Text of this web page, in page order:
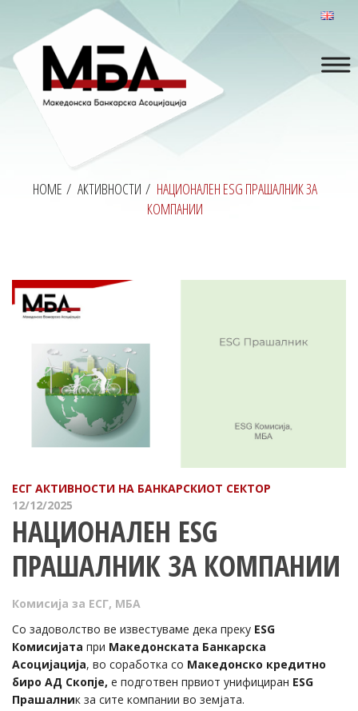
HOME / АКТИВНОСТИ / НАЦИОНАЛЕН ESG ПРАШАЛНИК ЗА
КОМПАНИИ
ЕСГ АКТИВНОСТИ НА БАНКАРСКИОТ СЕКТОР
12/12/2025
НАЦИОНАЛЕН ESG
ПРАШАЛНИК ЗА КОМПАНИИ
Комисија за ЕСГ, МБА
Со задоволство ве известуваме дека преку ESG
Комисијата при Македонската Банкарска
Асоцијација, во соработка со Македонско кредитно
биро АД Скопје, е подготвен првиот унифициран ESG
Прашалник за сите компании во земјата.